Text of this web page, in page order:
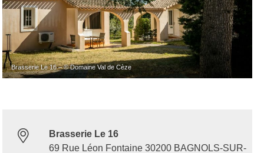
Brasserie Le 16 – © Domaine Val de Cèze
Brasserie Le 16
69 Rue Léon Fontaine 30200 BAGNOLS-SUR-